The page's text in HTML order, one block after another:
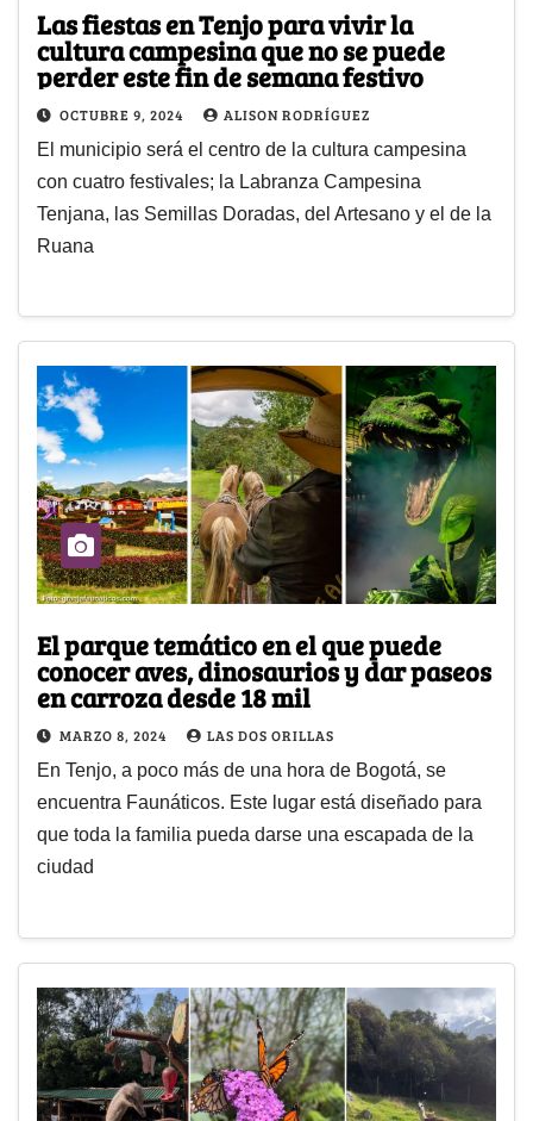
Las fiestas en Tenjo para vivir la
cultura campesina que no se puede
perder este fin de semana festivo
OCTUBRE 9, 2024 ALISON RODRÍGUEZ
El municipio será el centro de la cultura campesina
con cuatro festivales; la Labranza Campesina
Tenjana, las Semillas Doradas, del Artesano y el de la
Ruana
El parque temático en el que puede
conocer aves, dinosaurios y dar paseos
en carroza desde 18 mil
MARZO 8, 2024 LAS DOS ORILLAS
En Tenjo, a poco más de una hora de Bogotá, se
encuentra Faunáticos. Este lugar está diseñado para
que toda la familia pueda darse una escapada de la
ciudad